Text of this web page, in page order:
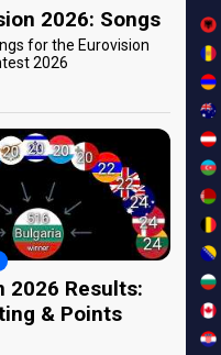
2026: Songs
for the Eurovision
2026
2026 Results:
& Points